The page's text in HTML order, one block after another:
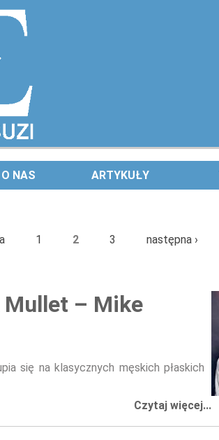
O NAS ARTYKUŁY
1 2 3 następna ›
Mullet – Mike
się na klasycznych męskich płaskich
Czytaj więcej...